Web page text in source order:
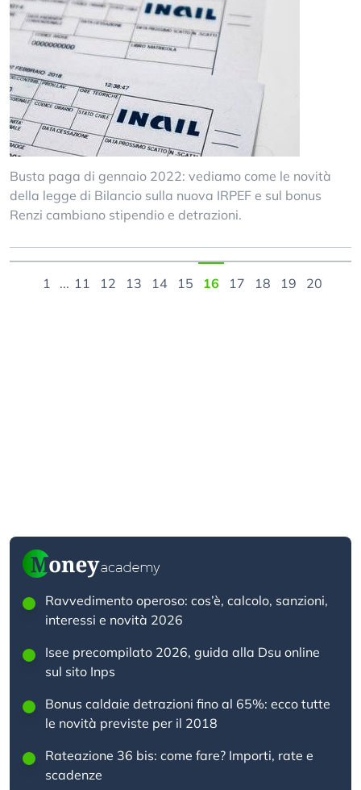
Busta paga di gennaio 2022: vediamo come le novità
della legge di Bilancio sulla nuova IRPEF e sul bonus
Renzi cambiano stipendio e detrazioni.
1 ... 11 12 13 14 15 16 17 18 19 20
Ravvedimento operoso: cos’è, calcolo, sanzioni,
interessi e novità 2026
Isee precompilato 2026, guida alla Dsu online
sul sito Inps
Bonus caldaie detrazioni fino al 65%: ecco tutte
le novità previste per il 2018
Rateazione 36 bis: come fare? Importi, rate e
scadenze